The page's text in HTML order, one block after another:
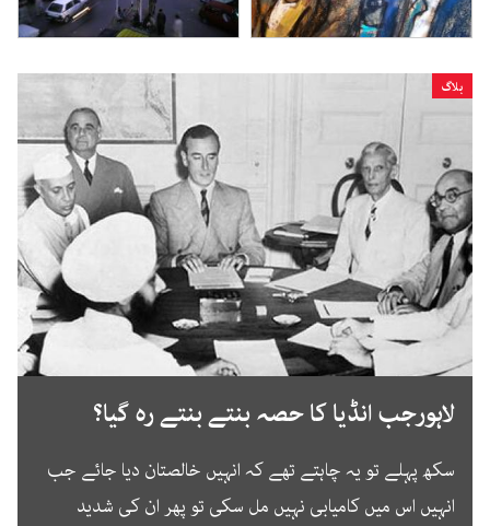
بلاگ
لاہورجب انڈیا کا حصہ بنتے بنتے رہ گیا؟
سکھ پہلے تو یہ چاہتے تھے کہ انہیں خالصتان دیا جائے جب
انہیں اس میں کامیابی نہیں مل سکی تو پھر ان کی شدید